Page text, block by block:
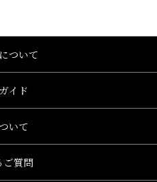
ついて
イド
いて
ご質問